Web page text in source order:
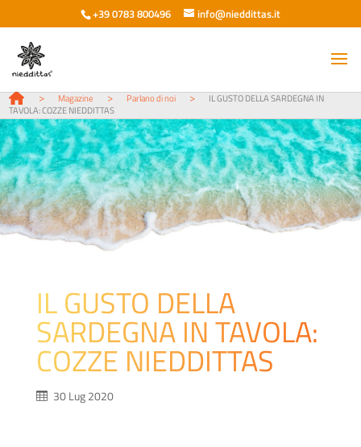
+39 0783 800496 info@nieddittas.it
> Magazine > Parlano di noi >
IL GUSTO DELLA SARDEGNA IN
TAVOLA: COZZE NIEDDITTAS
IL GUSTO DELLA
SARDEGNA IN TAVOLA:
COZZE NIEDDITTAS
30 Lug 2020